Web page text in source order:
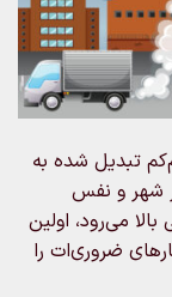
تبدیل شده به
شهر و نفس
می‌رود، اولین
ضروری‌ات را